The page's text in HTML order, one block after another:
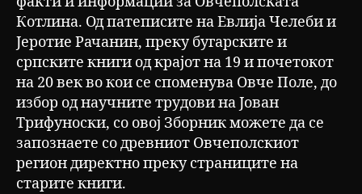
Котлина. Од патеписите на Евлија Челеби и
Јеротие Рачанин, преку бугарските и
српските книги од крајот на 19 и почетокот
на 20 век во кои се споменува Овче Поле, до
избор од научните трудови на Јован
Трифуноски, со овој Зборник можете да се
запознаете со древниот Овчеполскиот
регион директно преку страниците на
старите книги.